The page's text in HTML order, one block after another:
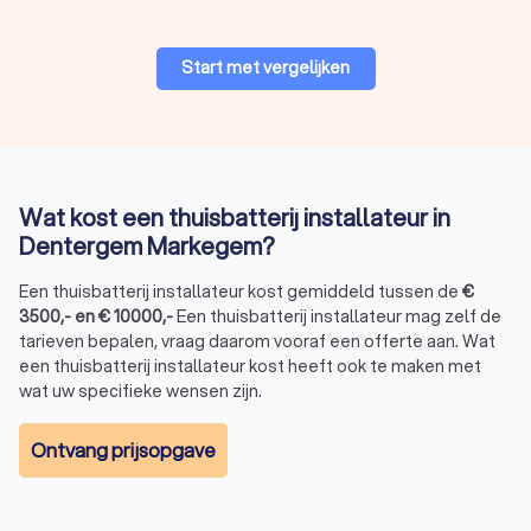
in aanschaf.
Loodzuur:Goedkoper, maar minder efficiënt en een
kortere levensduur.
Waarom uw thuisbatterij laten installeren
door een professionele installateur?
Een thuisbatterij installeren is geen eenvoudige klus. Het is
een technisch proces waarbij verschillende factoren een rol
spelen, zoals de capaciteit van de batterij, de aansluiting op
uw zonnepanelen en het elektrische netwerk van uw woning.
Start met vergelijken
Wat kost een thuisbatterij installateur in
Dentergem Markegem?
Een thuisbatterij installateur kost gemiddeld tussen de €
3500,- en€10000,-Een thuisbatterij installateur mag zelf de
tarieven bepalen, vraag daarom vooraf een offerte aan. Wat
een thuisbatterij installateur kost heeft ook te maken met
wat uw specifieke wensen zijn.
Ontvang prijsopgave